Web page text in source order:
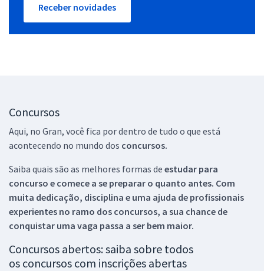
Receber novidades
Concursos
Aqui, no Gran, você fica por dentro de tudo o que está
acontecendo no mundo dos concursos.
Saiba quais são as melhores formas de estudar para
concurso e comece a se preparar o quanto antes. Com
muita dedicação, disciplina e uma ajuda de profissionais
experientes no ramo dos concursos, a sua chance de
conquistar uma vaga passa a ser bem maior.
Concursos abertos: saiba sobre todos
os concursos com inscrições abertas